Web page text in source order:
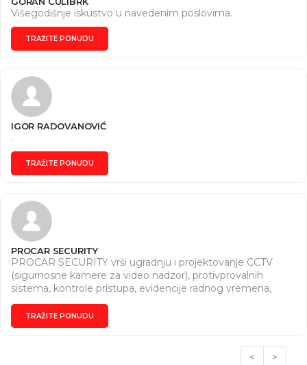
Višegodišnje iskustvo u navedenim poslovima.
TRAŽITE PONUDU
IGOR RADOVANOVIĆ
.
TRAŽITE PONUDU
PROCAR SECURITY
PROCAR SECURITY vrši ugradnju i projektovanje CCTV
(sigurnosne kamere za video nadzor), protivprovalnih
sistema, kontrole pristupa, evidencije radnog vremena,
interfona, kao i montažu opreme za ozvučenje i
klimatizaciju. PROCAR SECURITY pored licence za vršenje
poslova montaže, pustanja sistema u rad i održavanje
kvaliteta ISO 9001:2015 Opseg primene: Usluge sistema
TRAŽITE PONUDU
< >